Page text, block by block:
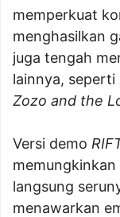
memperkuat
menghasilkan
juga tengah
lainnya, seperti
Zozo and the
Versi demo
langsung
menawarkan